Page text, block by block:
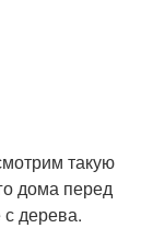
такую
дома перед
с дерева.